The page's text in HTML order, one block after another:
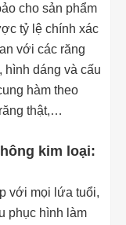
cho sản phẩm
tỷ lệ chính xác
với các răng
hình dáng và cấu
hàm theo
thật,…
kim loại:
với mọi lứa tuổi,
phục hình làm